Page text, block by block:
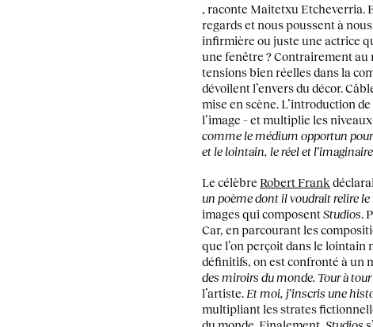
, raconte Maitetxu Etcheverria.
regards et nous poussent à
infirmière ou juste une actrice
une fenêtre ? Contrairement
tensions bien réelles dans la
dévoilent l’envers du décor.
mise en scène. L’introduction
l’image – et multiplie les
comme le médium opportun pour
et le lointain, le réel et
Le célèbreRobert Frank
un poème dont il voudrait relire
images qui composentStudios .
Car, en parcourant les
que l’on perçoit dans le lointain
définitifs, on est confronté à un
des miroirs du monde. Tour à
l’artiste. Et moi, j’inscris une
multipliant les strates